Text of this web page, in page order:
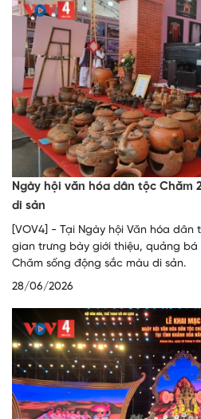
Ngày hội văn hóa dân tộc Chăm
di sản
[VOV4] - Tại Ngày hội Văn hóa dân
gian trưng bày giới thiệu, quảng bá
Chăm sống động sắc màu di sản.
28/06/2026